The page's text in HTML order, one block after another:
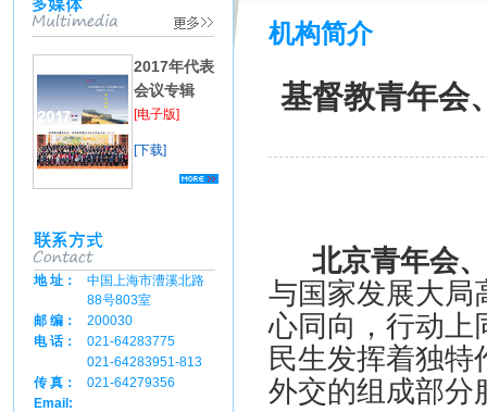
2017年代表
会议专辑
[电子版]
[下载]
地 址：
中国上海市漕溪北路
88号803室
邮 编：
200030
电 话：
021-64283775
021-64283951-813
传 真：
021-64279356
Email:
机构简介
基督教青年会
北京青年会
与国家发展大局
心同向，行动上
民生发挥着独
外交的组成部分